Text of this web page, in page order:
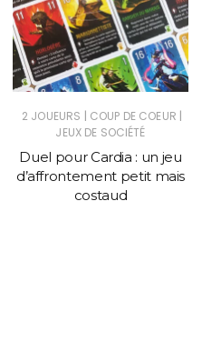
2 JOUEURS | COUP DE COEUR |
JEUX DE SOCIÉTÉ
Duel pour Cardia : un jeu
d’affrontement petit mais
costaud